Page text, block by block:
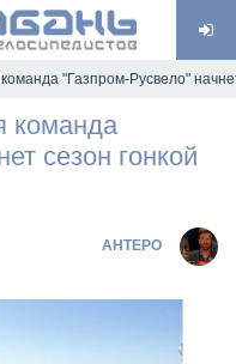
"Газпром-Русвело"
команда
сезон гонкой
AHTEPO